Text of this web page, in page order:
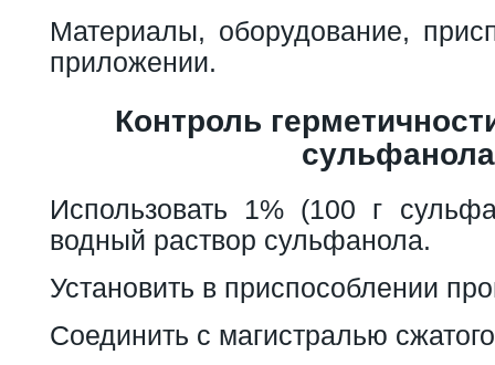
Материалы, оборудование,
приложении.
Контроль
сульфанола
Использовать 1% (100 г
водный раствор сульфанола.
Установить в приспособлении
Соединить с магистралью